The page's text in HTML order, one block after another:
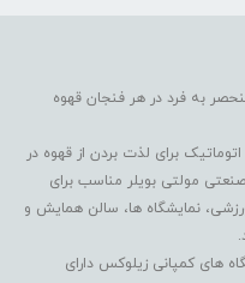
به فرد در هر فنجان قهوه
برای لذت بردن از قهوه در
مولتی بویلر مناسب برای
نمایشگاه ها، سالن همایش و
های کمپانی زیلوکس دارای